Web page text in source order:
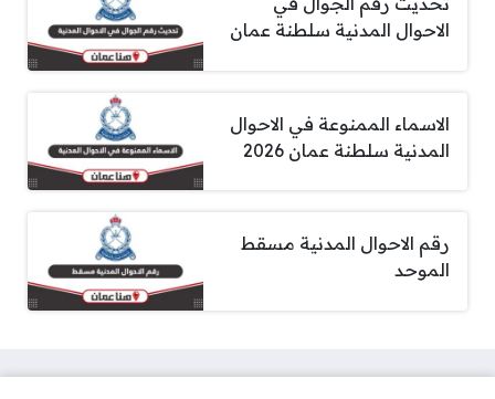
الاحوال المدنية سلطنة عمان
الاسماء الممنوعة في الاحوال
المدنية سلطنة عمان 2026
رقم الاحوال المدنية مسقط
الموحد